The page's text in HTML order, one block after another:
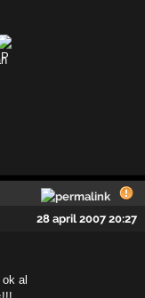
28 april 2007 20:27
al